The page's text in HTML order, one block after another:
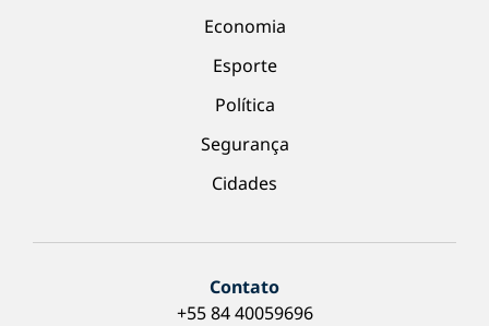
Economia
Esporte
Política
Segurança
Cidades
Contato
+55 84 40059696